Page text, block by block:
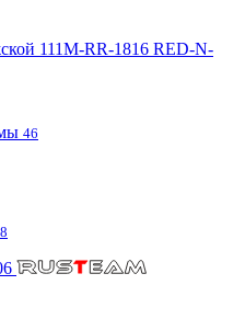
111M-RR-1816 RED-N-
46
8